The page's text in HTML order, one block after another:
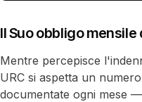
Il Suo obbligo
Mentre percepisce
URC si aspetta un
documentate ogni mese